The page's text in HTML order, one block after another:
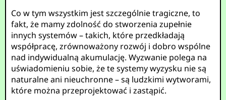
Co w tym wszystkim jest szczególnie tragiczne, to
fakt, że mamy zdolność do stworzenia zupełnie
innych systemów – takich, które przedkładają
współpracę, zrównoważony rozwój i dobro wspólne
nad indywidualną akumulację. Wyzwanie polega na
uświadomieniu sobie, że te systemy wyzysku nie są
naturalne ani nieuchronne – są ludzkimi wytworami,
które można przeprojektować i zastąpić.